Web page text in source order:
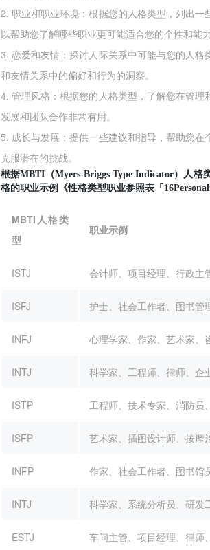
2. 职业和职业环境：根据您的人格类型，列出
以帮助您了解哪些职业更可能适合您的个性和能力
3. 恋爱和友情：探讨人际关系中可能与您的人
和友情关系中的偏好和行为的洞察。
4. 管理风格：根据您的人格类型，了解您在管
发展和团队合作非常有用。
5. 成长与发展：提供一些建议和指导，帮助您
克服潜在的挑战。
根据MBTI（Myers-Briggs Type Indicator）人格
格的职业示例《性格类型职业参照表「
MBTI人格类
型
职业示例
ISTJ 会计师、项目经理、行政主
ISFJ 护士、社会工作者、图书管
INFJ 心理学家、作家、艺术家、
INTJ 科学家、工程师、律师、企
ISTP 工程师、技术专家、消防员
ISFP 艺术家、插图设计师、按摩
INFP 作家、社会工作者、图书馆
INTJ 科学家、系统分析员、研发
ESTJ 车间主管、项目经理、律师